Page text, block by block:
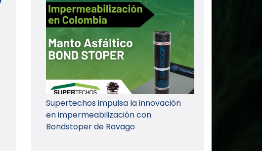
Supertechos impulsa la innovación
en impermeabilización con
Bondstoper de Ravago